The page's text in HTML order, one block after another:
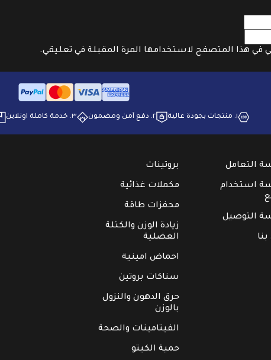
في هذا المتصفح لاستخدامها المرة المقبلة في تعليقي.
١. منتجات بجودة عالية ٢. ⁠دفع آمن ومضمون ٣. ⁠خدمة كاملة اونلاين
التعامل
استخدام
التوصيل
بروتينات
مكملات غذائية
محفزات طاقة
زيادة الوزن والكتلة
العضلية
احماض امينية
سناكات بروتين
حرق الدهون والنزول
بالوزن
الفيتامينات والصحة
حمية الكيتو